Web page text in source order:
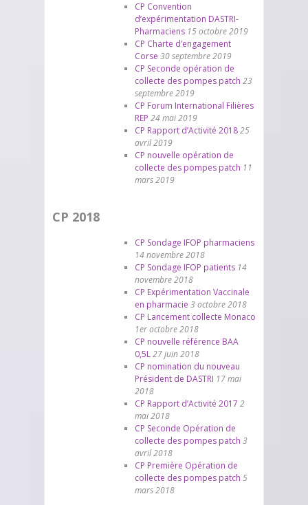
CP Convention
d’expérimentation DASTRI-
Pharmaciens 15 octobre 2019
CP Charte d’engagement
Corse 30 septembre 2019
CP Seconde opération de
collecte des pompes patch 23
septembre 2019
CP Forum International Filières
REP 24 mai 2019
CP Rapport d’Activité 201825
avril 2019
CP nouvelle opération de
collecte des pompes patch 11
mars 2019
CP 2018
CP Sondage IFOP pharmaciens
14 novembre 2018
CP Sondage IFOP patients 14
novembre 2018
CP Expérimentation Vaccinale
en pharmacie 3 octobre 2018
CP Lancement collecte Monaco
1er octobre 2018
CP nouvelle référence BAA
0,5L27 juin 2018
CP nomination du nouveau
Président de DASTRI 17 mai
2018
CP Rapport d’Activité 2017 2
mai 2018
CP Seconde Opération de
collecte des pompes patch 3
avril 2018
CP Première Opération de
collecte des pompes patch 5
mars 2018